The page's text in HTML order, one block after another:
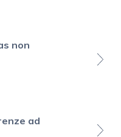
non
ad